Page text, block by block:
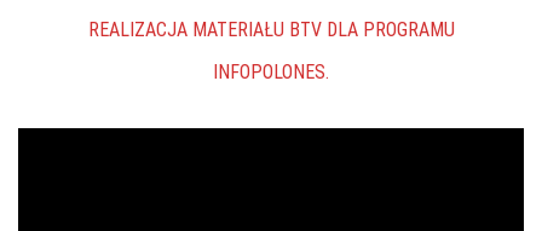
REALIZACJA MATERIAŁU BTV DLA PROGRAMU
INFOPOLONES.